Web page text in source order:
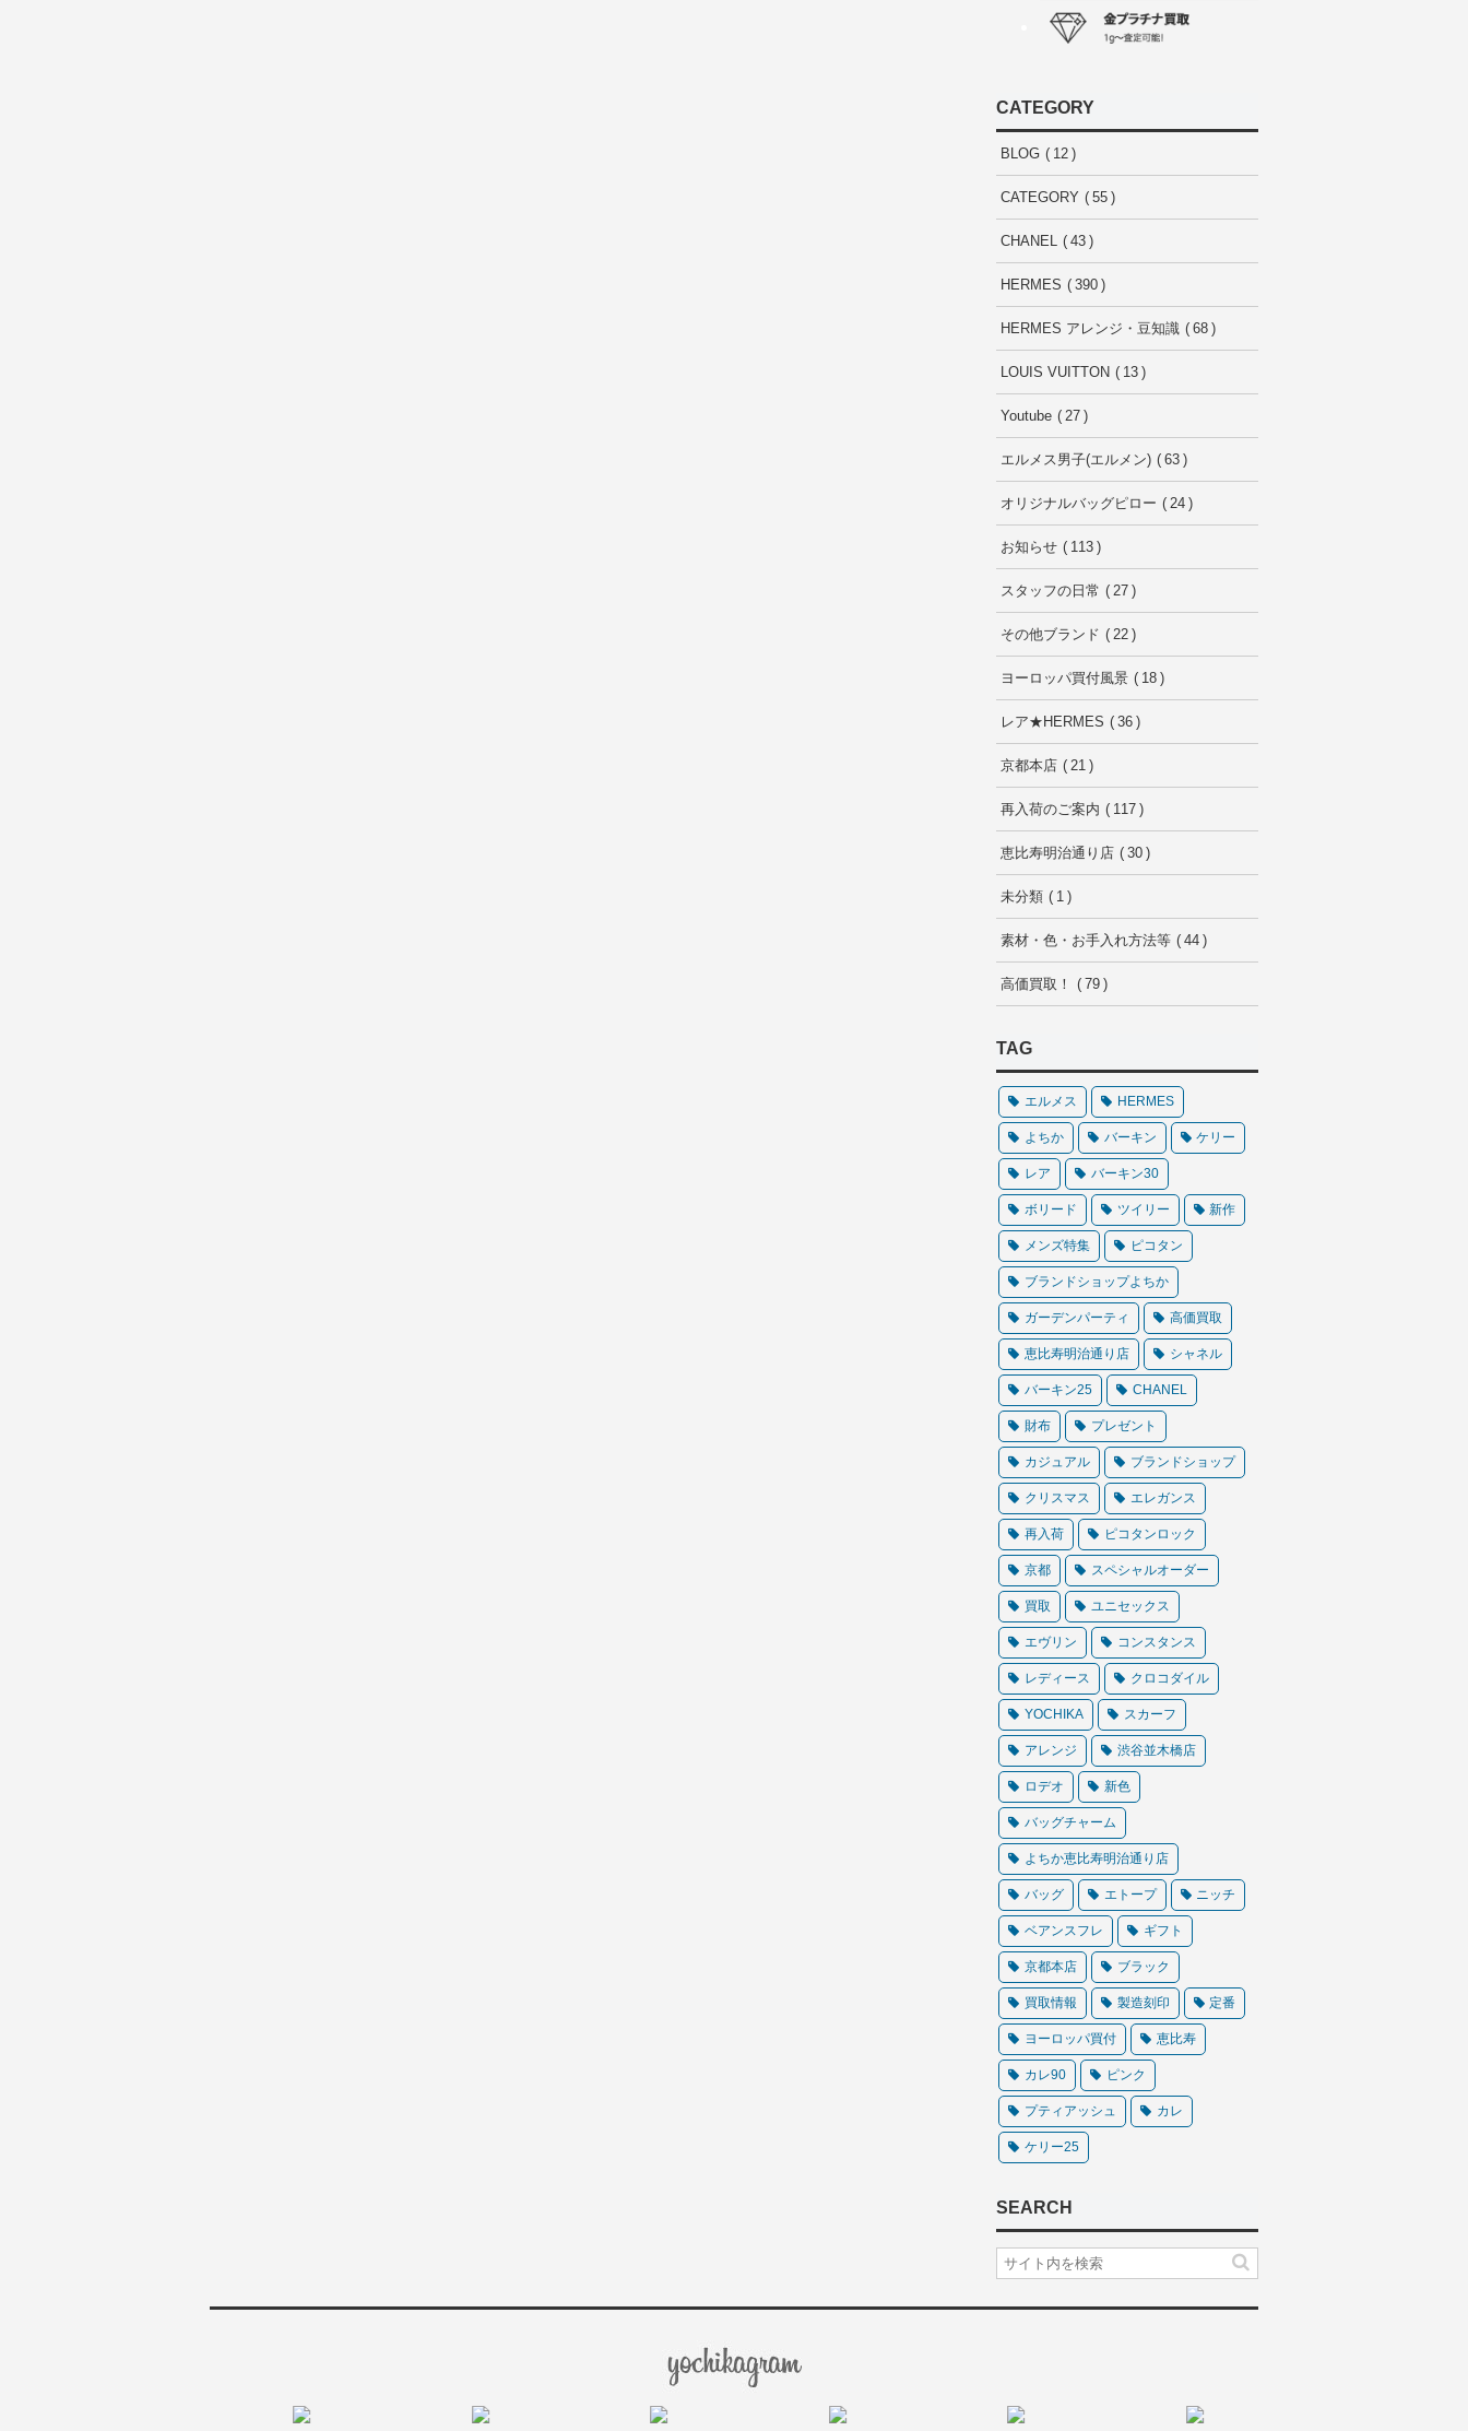
CATEGORY
BLOG 12
CATEGORY 55
CHANEL 43
HERMES 390
HERMES アレンジ・豆知識 68
LOUIS VUITTON 13
Youtube 27
エルメス男子(エルメン) 63
オリジナルバッグピロー 24
お知らせ 113
スタッフの日常 27
その他ブランド 22
ヨーロッパ買付風景 18
レア★HERMES 36
京都本店 21
再入荷のご案内 117
恵比寿明治通り店 30
未分類 1
素材・色・お手入れ方法等 44
高価買取！ 79
TAG
エルメス HERMES
よちか バーキン ケリー
レア バーキン30
ボリード ツイリー 新作
メンズ特集 ピコタン
ブランドショップよちか
ガーデンパーティ 高価買取
恵比寿明治通り店 シャネル
バーキン25 CHANEL
財布 プレゼント
カジュアル ブランドショップ
クリスマス エレガンス
再入荷 ピコタンロック
京都 スペシャルオーダー
買取 ユニセックス
エヴリン コンスタンス
レディース クロコダイル
YOCHIKA スカーフ
アレンジ 渋谷並木橋店
ロデオ 新色
バッグチャーム
よちか恵比寿明治通り店
バッグ エトープ ニッチ
ベアンスフレ ギフト
京都本店 ブラック
買取情報 製造刻印 定番
ヨーロッパ買付 恵比寿
カレ90 ピンク
プティアッシュ カレ
ケリー25
SEARCH